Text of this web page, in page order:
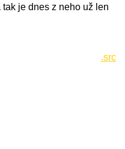
je dnes z neho už len
.src